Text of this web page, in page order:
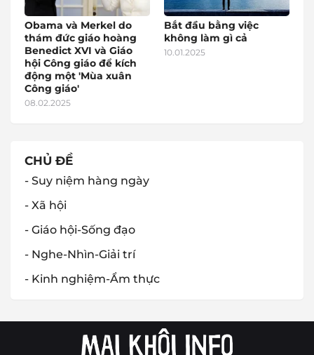
Obama và Merkel do
thám đức giáo hoàng
Benedict XVI và Giáo
hội Công giáo để kích
động một 'Mùa xuân
Công giáo'
08.02.2025
Bắt đầu bằng việc
không làm gì cả
10.01.2025
CHỦ ĐỀ
- Suy niệm hàng ngày
- Xã hội
- Giáo hội-Sống đạo
- Nghe-Nhìn-Giải trí
- Kinh nghiệm-Ẩm thực